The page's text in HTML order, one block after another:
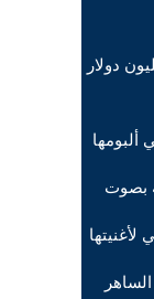
دولار
بصوت
لأغنيتها